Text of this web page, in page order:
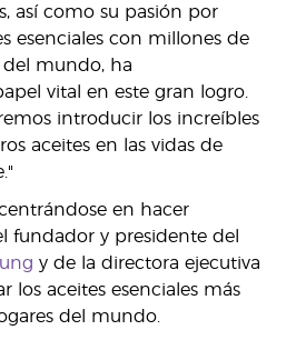
así como su pasión por
esenciales con millones de
del mundo, ha
vital en este gran logro.
introducir los increíbles
aceites en las vidas de
en hacer
fundador y presidente del
y de la directora ejecutiva
los aceites esenciales más
del mundo.